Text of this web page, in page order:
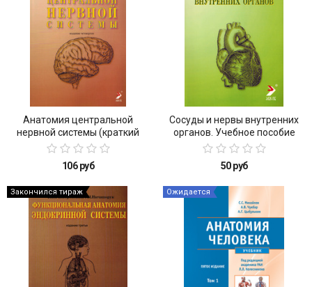
Анатомия центральной
нервной системы (краткий
курс), 2013 г.
106 руб
Сосуды и нервы внутренних
органов. Учебное пособие
(2013 г.)
50 руб
Закончился тираж Ожидается